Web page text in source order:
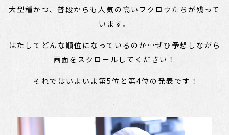
大型種かつ、普段からも人気の高いフクロウたちが残って
います。
はたしてどんな順位になっているのか…ぜひ予想しながら
画面をスクロールしてください！
それではいよいよ第5位と第4位の発表です！
.